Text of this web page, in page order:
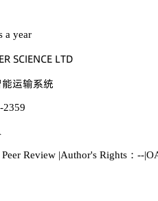
a year
偌。喊乊沟。乊 欄穫枀
㮝䏒㓸忚㬾
2359
Review |Author's Rights：--|